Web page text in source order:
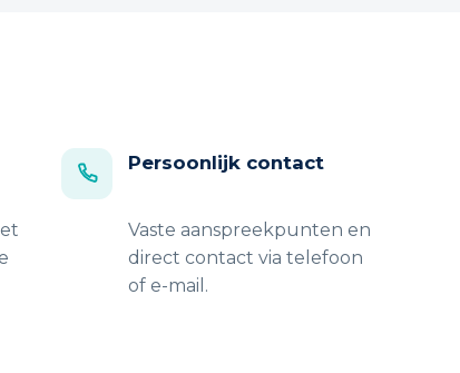
Persoonlijk contact
Vaste aanspreekpunten en
direct contact via telefoon
of e-mail.